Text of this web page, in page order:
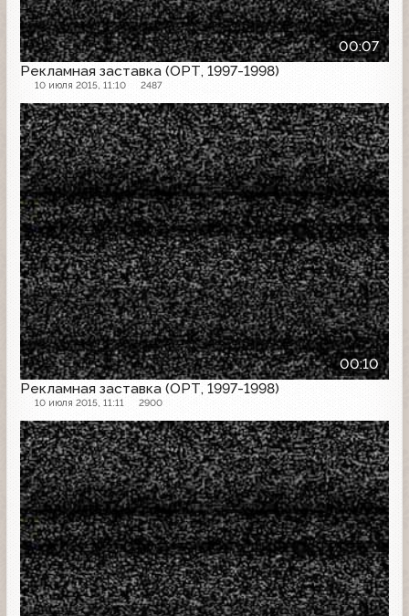
00:07
Рекламная заставка (ОРТ, 1997-1998)
10 июля 2015, 11:10 2487
00:10
Рекламная заставка (ОРТ, 1997-1998)
10 июля 2015, 11:11 2900
Рекламная заставка
Рекламная заставка